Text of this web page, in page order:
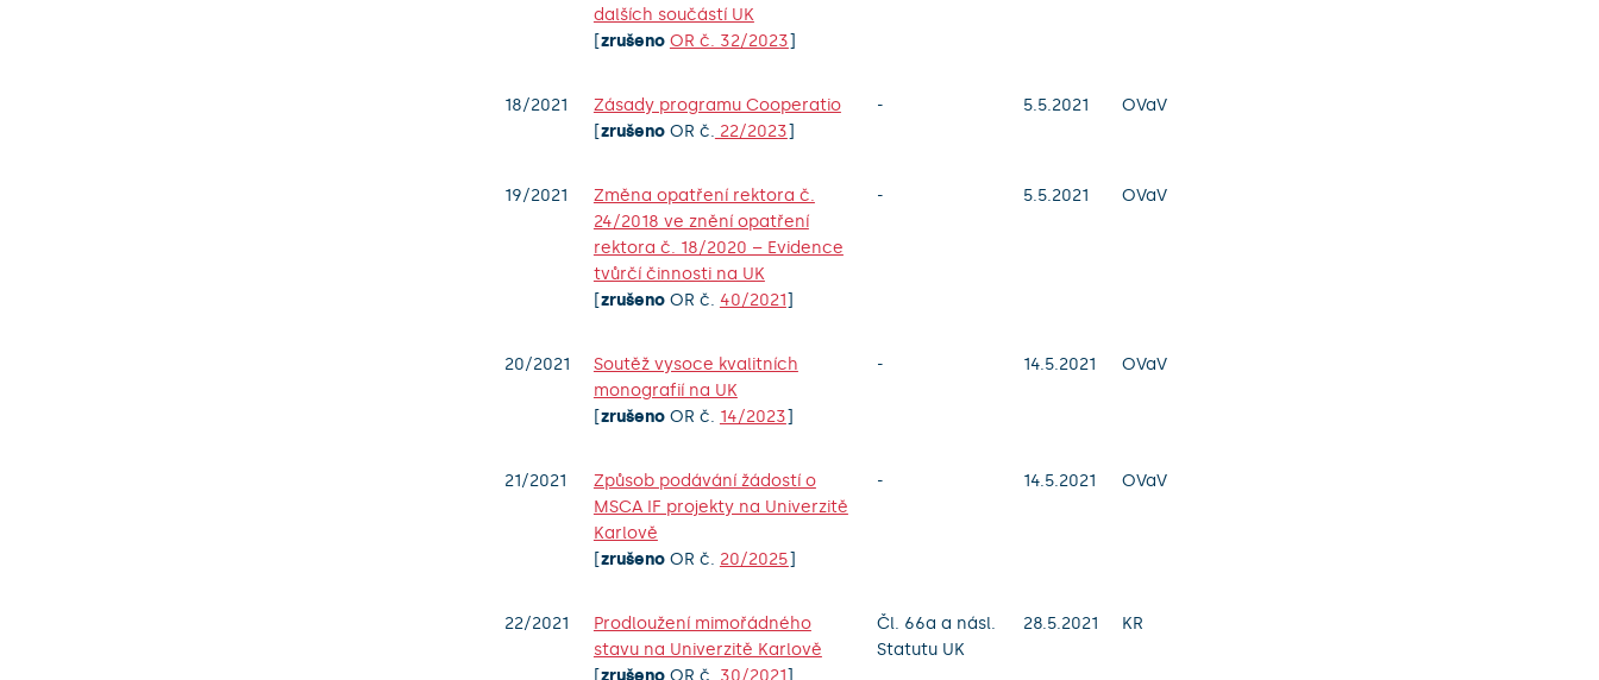
dalších součástí UK
[zrušeno OR č. 32/2023]
18/2021
Zásady programu Cooperatio
[zrušenoOR č. 22/2023]
- 5.5.2021 OVaV
19/2021
Změna opatření rektora č.
24/2018 ve znění opatření
rektora č. 18/2020 – Evidence
tvůrčí činnosti na UK
[zrušenoOR č. 40/2021]
- 5.5.2021 OVaV
20/2021
Soutěž vysoce kvalitních
monografií na UK
[zrušenoOR č. 14/2023]
- 14.5.2021 OVaV
21/2021
Způsob podávání žádostí o
MSCA IF projekty na Univerzitě
Karlově
[zrušenoOR č. 20/2025]
- 14.5.2021 OVaV
22/2021
Prodloužení mimořádného
stavu na Univerzitě Karlově
[zrušenoOR č. 30/2021]
Čl. 66a a násl.
Statutu UK
28.5.2021 KR